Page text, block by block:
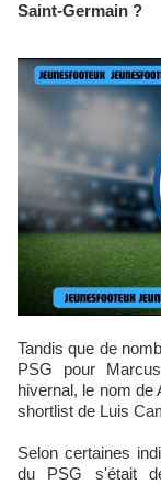
Saint-Germain ?
Tandis que de nombreux médias évoquent un intérêt concret du
PSG pour
hivernal, le nom de
shortlist de Luis
Selon certaines
du PSG s'était